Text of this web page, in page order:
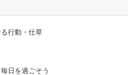
行動・仕草
日を過ごそう